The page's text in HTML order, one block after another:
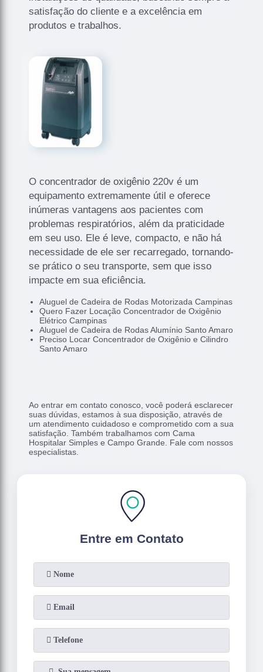
satisfação do cliente e a excelência em
produtos e trabalhos.
O concentrador de oxigênio 220v é um
equipamento extremamente útil e oferece
inúmeras vantagens aos pacientes com
problemas respiratórios, além da praticidade
em seu uso. Ele é leve, compacto, e não há
necessidade de ele ser recarregado, tornando-
se prático o seu transporte, sem que isso
impacte em sua eficiência.
Aluguel de Cadeira de Rodas Motorizada Campinas
Quero Fazer Locação Concentrador de Oxigênio
Elétrico Campinas
Aluguel de Cadeira de Rodas Alumínio Santo Amaro
Preciso Locar Concentrador de Oxigênio e Cilindro
Santo Amaro
Ao entrar em contato conosco, você poderá esclarecer
suas dúvidas, estamos à sua disposição, através de
um atendimento cuidadoso e comprometido com a sua
satisfação. Também trabalhamos com Cama
Hospitalar Simples e Campo Grande. Fale com nossos
especialistas.
Entre em Contato